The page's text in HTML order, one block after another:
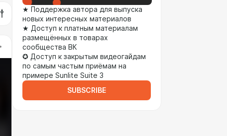
★ Поддержка автора для выпуска
новых интересных материалов
★ Доступ к платным материалам
размещённых в товарах
сообщества ВК
✪ Доступ к закрытым видеогайдам
по самым частым приёмам на
примере Sunlite Suite 3
SUBSCRIBE